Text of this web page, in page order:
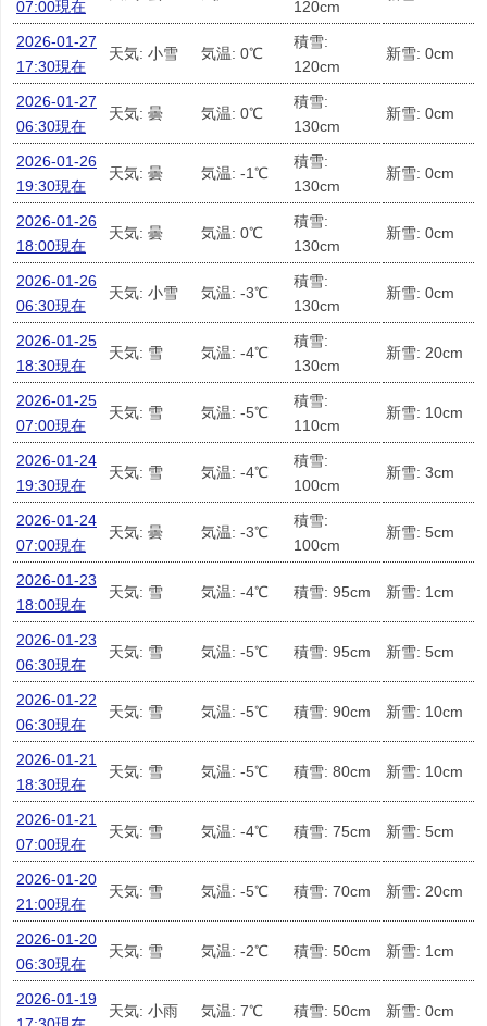
07:00現在
120cm
2026-01-27
17:30現在
天気: 小雪 気温: 0℃
積雪:
120cm
新雪: 0cm
2026-01-27
06:30現在
天気: 曇 気温: 0℃
積雪:
130cm
新雪: 0cm
2026-01-26
19:30現在
天気: 曇 気温: -1℃
積雪:
130cm
新雪: 0cm
2026-01-26
18:00現在
天気: 曇 気温: 0℃
積雪:
130cm
新雪: 0cm
2026-01-26
06:30現在
天気: 小雪 気温: -3℃
積雪:
130cm
新雪: 0cm
2026-01-25
18:30現在
天気: 雪 気温: -4℃
積雪:
130cm
新雪: 20cm
2026-01-25
07:00現在
天気: 雪 気温: -5℃
積雪:
110cm
新雪: 10cm
2026-01-24
19:30現在
天気: 雪 気温: -4℃
積雪:
100cm
新雪: 3cm
2026-01-24
07:00現在
天気: 曇 気温: -3℃
積雪:
100cm
新雪: 5cm
2026-01-23
18:00現在
天気: 雪 気温: -4℃ 積雪: 95cm 新雪: 1cm
2026-01-23
06:30現在
天気: 雪 気温: -5℃ 積雪: 95cm 新雪: 5cm
2026-01-22
06:30現在
天気: 雪 気温: -5℃ 積雪: 90cm 新雪: 10cm
2026-01-21
18:30現在
天気: 雪 気温: -5℃ 積雪: 80cm 新雪: 10cm
2026-01-21
07:00現在
天気: 雪 気温: -4℃ 積雪: 75cm 新雪: 5cm
2026-01-20
21:00現在
天気: 雪 気温: -5℃ 積雪: 70cm 新雪: 20cm
2026-01-20
06:30現在
天気: 雪 気温: -2℃ 積雪: 50cm 新雪: 1cm
2026-01-19
天気: 小雨 気温: 7℃ 積雪: 50cm 新雪: 0cm